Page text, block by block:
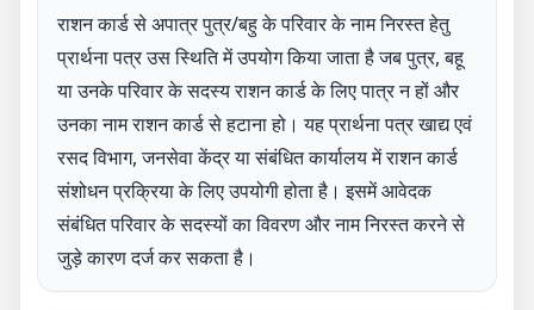
राशन कार्ड से अपात्र पुत्र/बहु के परिवार के नाम निरस्त हेतु
प्रार्थना पत्र उस स्थिति में उपयोग किया जाता है जब पुत्र, बहू
या उनके परिवार के सदस्य राशन कार्ड के लिए पात्र न हों और
उनका नाम राशन कार्ड से हटाना हो। यह प्रार्थना पत्र खाद्य एवं
रसद विभाग, जनसेवा केंद्र या संबंधित कार्यालय में राशन कार्ड
संशोधन प्रक्रिया के लिए उपयोगी होता है। इसमें आवेदक
संबंधित परिवार के सदस्यों का विवरण और नाम निरस्त करने से
जुड़े कारण दर्ज कर सकता है।